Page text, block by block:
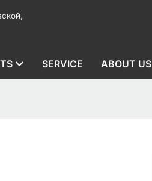
SERVICE ABOUT US